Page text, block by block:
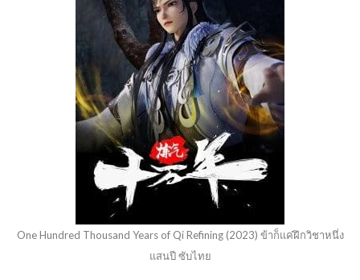
One Hundred Thousand Years of Qi Refining (2023) ข้าก็แค่ฝึกวิชาหนึ่ง
แสนปี ซับไทย